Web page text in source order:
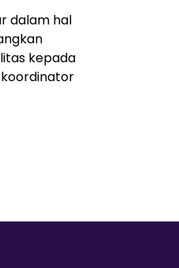
dalam hal
kepada
koordinator